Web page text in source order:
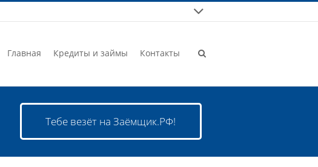
Главная Кредиты и займы Контакты
Тебе везёт на Заёмщик.РФ!